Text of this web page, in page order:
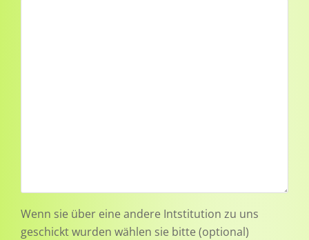
Wenn sie über eine andere Intstitution zu uns
geschickt wurden wählen sie bitte (optional)